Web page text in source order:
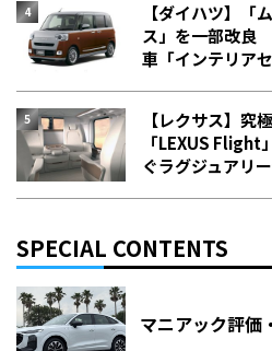
【ダイハツ】「
ス」を一部改良
車「インテリア
【レクサス】究
「LEXUS
ぐラグジュアリ
SPECIAL CONTENTS
マニアック評価